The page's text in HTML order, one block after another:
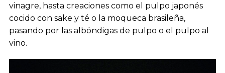
vinagre, hasta creaciones como el pulpo japonés
cocido con sake y té o la moqueca brasileña,
pasando por las albóndigas de pulpo o el pulpo al
vino.